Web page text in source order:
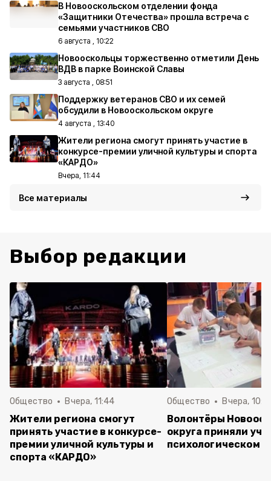
В Новооскольском отделении фонда
«Защитники Отечества» прошла встреча с
семьями участников СВО
6 августа , 10:22
Новооскольцы торжественно отметили День
ВДВ в парке Воинской Славы
3 августа , 08:51
Поддержку ветеранов СВО и их семей
обсудили в Новооскольском округе
4 августа , 13:40
Жители региона смогут принять участие в
конкурсе-премии уличной культуры и спорта
«КАРДО»
Вчера, 11:44
Все материалы
Выбор редакции
Общество Вчера, 11:44
Жители региона смогут
принять участие в конкурсе-
премии уличной культуры и
спорта «КАРДО»
Общество Вчера,
Волонтёры
округа приняли
психологическом